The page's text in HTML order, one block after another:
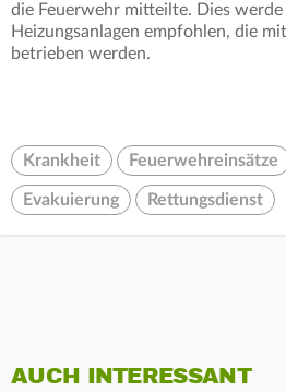
die Feuerwehr mitteilte. Dies
Heizungsanlagen empfohlen, die
betrieben werden.
Krankheit Feuerwehreinsätze
Evakuierung Rettungsdienst
AUCH INTERESSANT